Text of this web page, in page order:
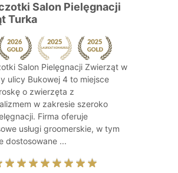
Salon Pielęgnacji
Turka
Salon Pielęgnacji Zwierząt w
ulicy Bukowej 4 to miejsce
o zwierzęta z
w zakresie szeroko
Firma oferuje
usługi groomerskie, w tym
dostosowane ...